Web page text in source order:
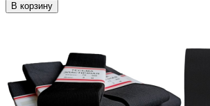
В корзину